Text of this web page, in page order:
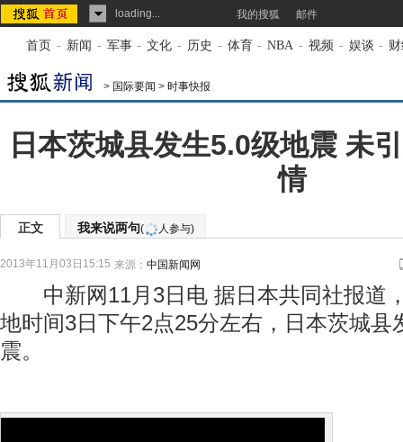
loading... 我的搜狐 邮件
首页 - 新闻 - 军事 - 文化 - 历史 - 体育 - NBA - 视频 - 娱谈 -
> 国际要闻 > 时事快报
日本茨城县发生5.0级地震 未
情
正文 我来说两句( 人参与)
2013年11月03日15:15 来源： 中国新闻网
中新网11月3日电 据日本共同社报道
地时间3日下午2点25分左右，日本茨城县
震。